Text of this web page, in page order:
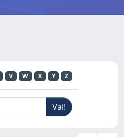
V W X Y Z